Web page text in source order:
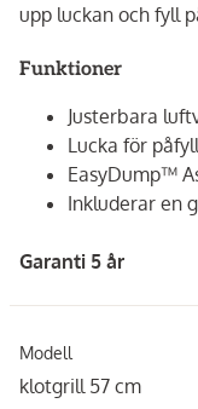
upp luckan och fyll
Funktioner
Justerbara
Lucka för
EasyDump™
Inkluderar en
Garanti 5 år
Modell
klotgrill 57 cm